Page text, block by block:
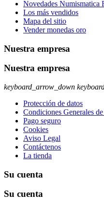
Novedades Numismatica
Los más vendidos
Mapa del sitio
Vender monedas oro
Nuestra empresa
Nuestra empresa
keyboard_arrow_down
Protección de datos
Condiciones Generales
Pago seguro
Cookies
Aviso Legal
Contáctenos
La tienda
Su cuenta
Su cuenta